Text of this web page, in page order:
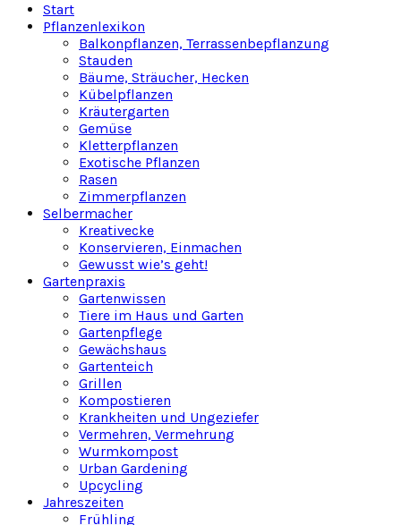
Start
Pflanzenlexikon
Balkonpflanzen, Terrassenbepflanzung
Stauden
Bäume, Sträucher, Hecken
Kübelpflanzen
Kräutergarten
Gemüse
Kletterpflanzen
Exotische Pflanzen
Rasen
Zimmerpflanzen
Selbermacher
Kreativecke
Konservieren, Einmachen
Gewusst wie’s geht!
Gartenpraxis
Gartenwissen
Tiere im Haus und Garten
Gartenpflege
Gewächshaus
Gartenteich
Grillen
Kompostieren
Krankheiten und Ungeziefer
Vermehren, Vermehrung
Wurmkompost
Urban Gardening
Upcycling
Jahreszeiten
Frühling